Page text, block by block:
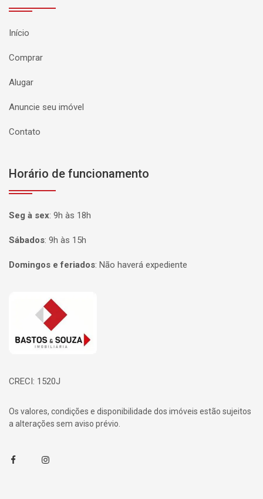
Início
Comprar
Alugar
Anuncie seu imóvel
Contato
Horário de funcionamento
Seg à sex: 9h às 18h
Sábados: 9h às 15h
Domingos e feriados: Não haverá expediente
Página inicial
CRECI: 1520J
Os valores, condições e disponibilidade dos imóveis estão sujeitos
a alterações sem aviso prévio.
FacebookInstagram